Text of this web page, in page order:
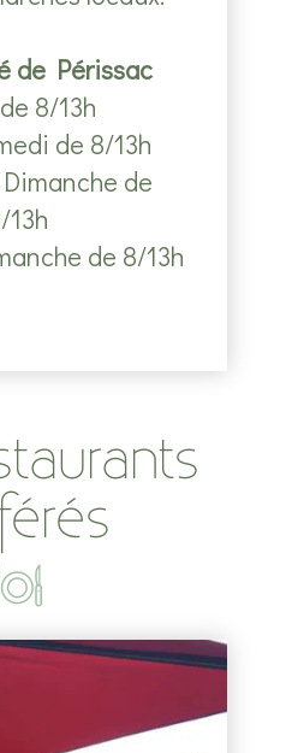
de Périssac
8/13h
de 8/13h
Dimanche de
13h
de 8/13h